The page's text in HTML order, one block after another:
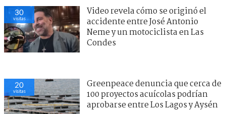
30
visitas
Video revela cómo se originó el
accidente entre José Antonio
Neme y un motociclista en Las
Condes
20
visitas
Greenpeace denuncia que cerca de
100 proyectos acuícolas podrían
aprobarse entre Los Lagos y Aysén